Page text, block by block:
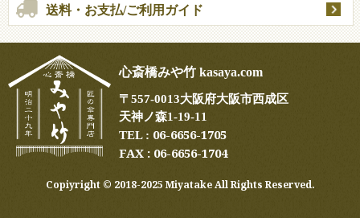
送料・お支払/ご利用ガイド
心斎橋みや竹 kasaya.com
〒557-0013大阪府大阪市西成区
天神ノ森1-19-11
TEL : 06-6656-1705
FAX : 06-6656-1704
Copiyright ©︎ 2018-2025 Miyatake All Rights Reserved.